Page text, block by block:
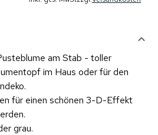
am Stab - toller
im Haus oder für den
für einen schönen 3-D-Effekt
grau.